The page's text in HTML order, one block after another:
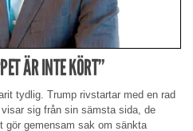
ÄR INTE KÖRT”
tydlig. Trump rivstartar med en rad
sig från sin sämsta sida, de
gör gemensam sak om sänkta